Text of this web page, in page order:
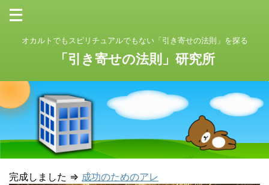
オカルトでもスピリチュアルでもない「引き寄せの法則」を探る
「引き寄せの法則」研究所
完成しました ⇒ 成功のためのアレ